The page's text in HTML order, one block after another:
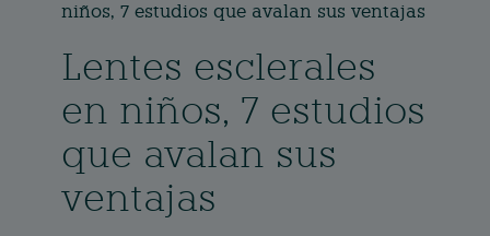
niños, 7 estudios que avalan sus ventajas
Lentes esclerales
en niños, 7 estudios
que avalan sus
ventajas